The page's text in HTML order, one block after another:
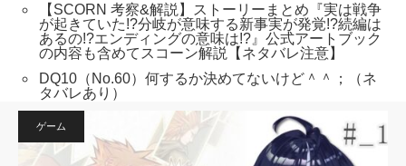
【SCORN 考察&解説】ストーリーまとめ『実は戦争
が起きていた!?分岐が意味する新事実が発覚!?続編は
あるの!?エンディングの意味は!?』公式アートブック
の内容も含めてスコーン解説【ネタバレ注意】
DQ10（No.60）何するか決めてないけど＾＾；（ネ
タバレあり）
ゲーム